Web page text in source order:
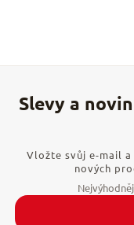
Vložte svůj e-mail
nových